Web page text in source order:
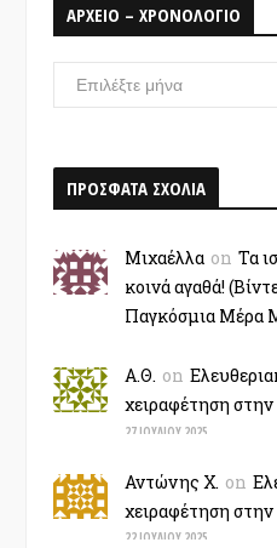
ΑΡΧΕΙΟ – ΧΡΟΝΟΛΟΓΙΟ
ΑΡΧΕΙΟ
–
ΠΡΟΣΦΑΤΑ ΣΧΟΛΙΑ
Μιχαέλλα on Τα
κοινά αγαθά!
Παγκόσμια Μέρα
Α.Θ. on
χειραφέτηση
27 ΙΟΥΛΊΟΥ 2025
Αντώνης Χ. on
χειραφέτηση
22 ΙΟΥΛΊΟΥ 2025